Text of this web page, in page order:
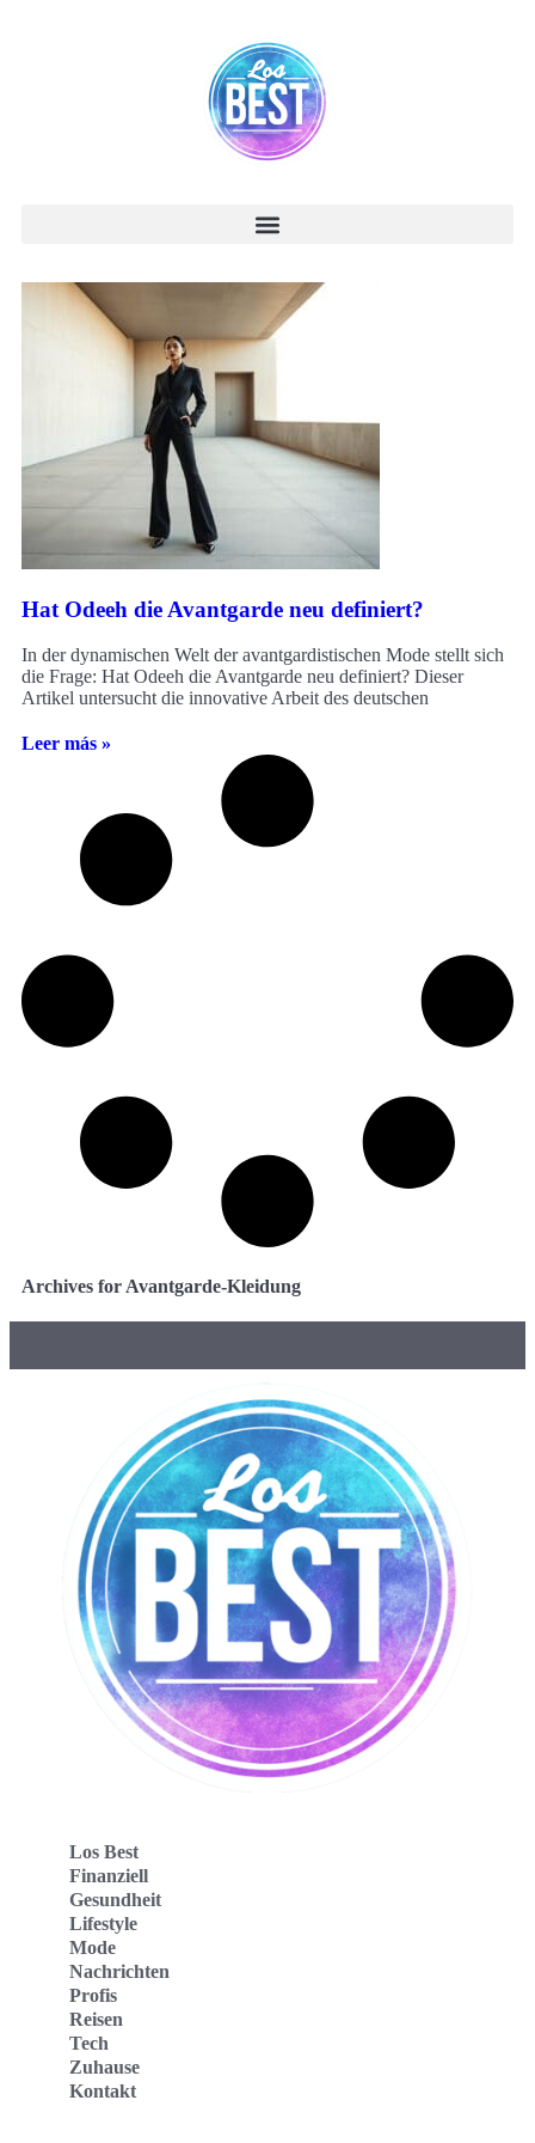
Hat Odeeh die Avantgarde neu definiert?
In der dynamischen Welt der avantgardistischen Mode stellt sich
die Frage: Hat Odeeh die Avantgarde neu definiert? Dieser
Artikel untersucht die innovative Arbeit des deutschen
Leer más »
Archives for Avantgarde-Kleidung
Los Best
Finanziell
Gesundheit
Lifestyle
Mode
Nachrichten
Profis
Reisen
Tech
Zuhause
Kontakt